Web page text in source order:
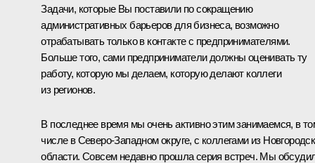
Задачи, которые Вы поставили по сокращению
административных барьеров для бизнеса, возможно
отрабатывать только в контакте с предпринимателями.
Больше того, сами предприниматели должны оценивать ту
работу, которую мы делаем, которую делают коллеги
из регионов.
В последнее время мы очень активно этим занимаемся, в
числе в Северо-Западном округе, с коллегами из
области. Совсем недавно прошла серия встреч. Мы